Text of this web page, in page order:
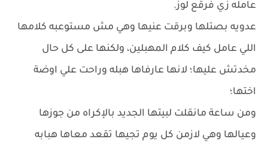
عامله زي فرقع لوز.
عدويه بصتلها وبرقت عنيها وهي مش مستوعبه كلامها
اللي عامل كيف كلام المهبلين، ولكنها على كل حال
مخدتش عليها؛ لانها عارفاها هبله وراحت علي اوضة
اختها؛
ومن ساعة مانقلت لبيتها الجديد بالإكراه من جوزها
وعيالها وهي لازمن كل يوم تجيها تقعد معاها هبابه